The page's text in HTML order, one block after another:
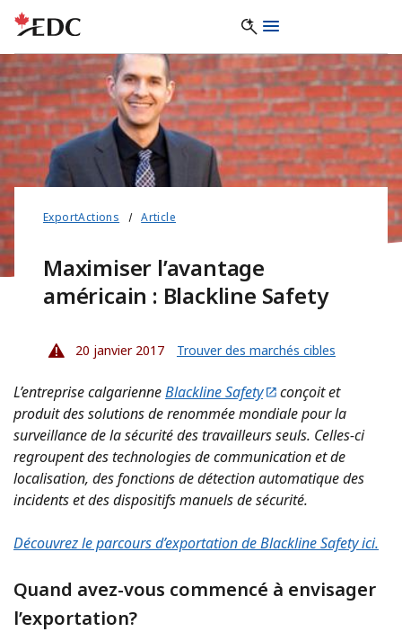
ExportActions Article
Maximiser l’avantage
américain : Blackline Safety
20 janvier 2017 Trouver des marchés cibles
L’entreprise calgarienneBlackline Safety
conçoit et
produit des solutions de renommée mondiale pour la
surveillance de la sécurité des travailleurs seuls. Celles-ci
regroupent des technologies de communication et de
localisation, des fonctions de détection automatique des
incidents et des dispositifs manuels de sécurité.
Découvrez le parcours d’exportation de Blackline Safety ici.
Quand avez-vous commencé à envisager
l’exportation?